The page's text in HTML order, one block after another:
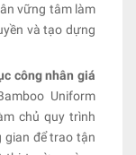
vững tâm làm
và tạo dựng
công nhân giá
Uniform
chủ quy trình
gian để trao tận